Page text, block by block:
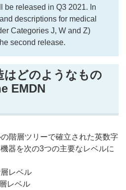
be released in Q3 2021. In
descriptions for medical
Categories J, W and Z)
second release.
はどのようなもの
EMDN
階層ツリーで確立された英数字
器を次の3つの主要なレベルに
レベル
レベル